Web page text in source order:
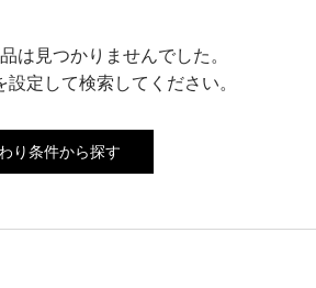
は見つかりませんでした。
定して検索してください。
り条件から探す